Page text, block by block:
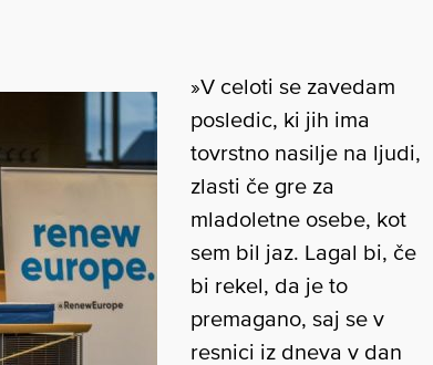
»V celoti se zavedam
posledic, ki jih ima
tovrstno nasilje na ljudi,
zlasti če gre za
mladoletne osebe, kot
sem bil jaz. Lagal bi, če
bi rekel, da je to
premagano, saj se v
resnici iz dneva v dan